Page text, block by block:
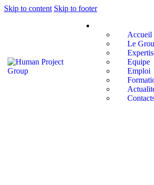
Skip to content Skip to footer
Accueil
Le
Equipe
Emploi